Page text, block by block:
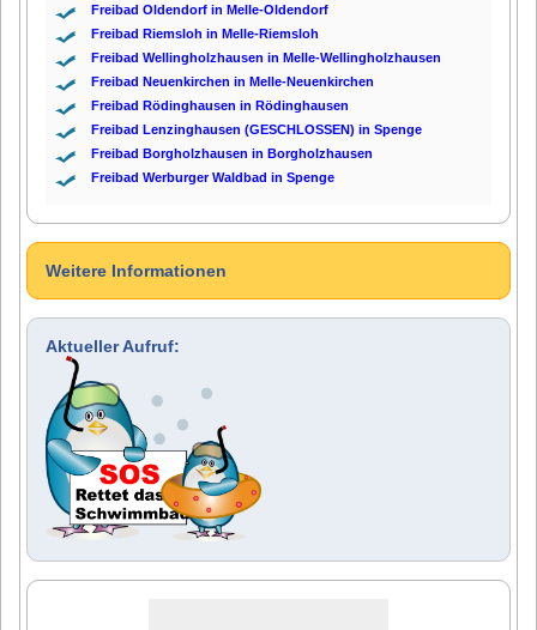
Freibad Oldendorf in Melle-Oldendorf
Freibad Riemsloh in Melle-Riemsloh
Freibad Wellingholzhausen in Melle-Wellingholzhausen
Freibad Neuenkirchen in Melle-Neuenkirchen
Freibad Rödinghausen in Rödinghausen
Freibad Lenzinghausen (GESCHLOSSEN) in Spenge
Freibad Borgholzhausen in Borgholzhausen
Freibad Werburger Waldbad in Spenge
Weitere Informationen
Aktueller Aufruf: